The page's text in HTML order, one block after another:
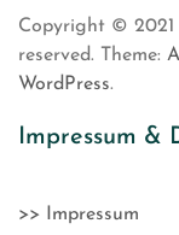
Copyright © 2021
reserved. Theme:
WordPress.
Impressum &
>> Impressum